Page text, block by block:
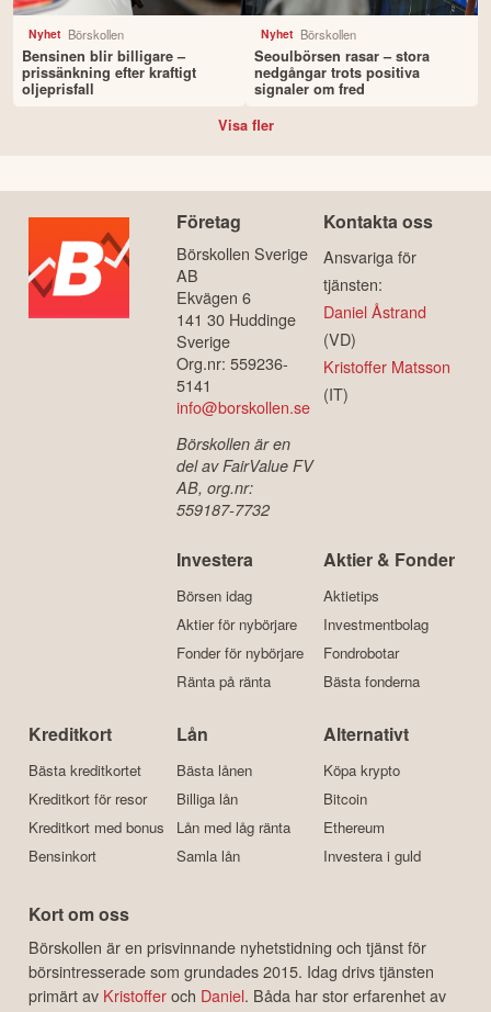
Nyhet Börskollen
Bensinen blir billigare –
prissänkning efter kraftigt
oljeprisfall
Nyhet Börskollen
Seoulbörsen rasar – stora
nedgångar trots positiva
signaler om fred
Visa fler
Företag
Börskollen Sverige
AB
Ekvägen 6
141 30 Huddinge
Sverige
Org.nr: 559236-
5141
info@borskollen.se
Börskollen är en
del av FairValue FV
AB, org.nr:
559187-7732
Kontakta oss
Ansvariga för
tjänsten:
Daniel Åstrand
(VD)
Kristoffer Matsson
(IT)
Investera
Börsen idag
Aktier för nybörjare
Fonder för nybörjare
Ränta på ränta
Aktier & Fonder
Aktietips
Investmentbolag
Fondrobotar
Bästa fonderna
Kreditkort
Bästa kreditkortet
Kreditkort för resor
Kreditkort med bonus
Bensinkort
Lån
Bästa lånen
Billiga lån
Lån med låg ränta
Samla lån
Alternativt
Köpa krypto
Bitcoin
Ethereum
Investera i guld
Kort om oss
Börskollen är en prisvinnande nyhetstidning och tjänst för
börsintresserade som grundades 2015. Idag drivs tjänsten
primärt av Kristofferoch Daniel. Båda har stor erfarenhet av